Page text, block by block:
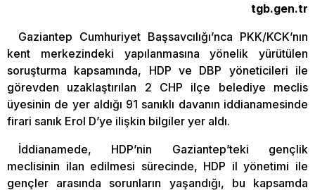
tgb.gen.tr
Gaziantep Cumhuriyet Başsavcılığı’nca PKK/KCK’nın
kent merkezindeki yapılanmasına yönelik yürütülen
soruşturma kapsamında, HDP ve DBP yöneticileri ile
görevden uzaklaştırılan 2 CHP ilçe belediye meclis
üyesinin de yer aldığı 91 sanıklı davanın iddianamesinde
firari sanık Erol D’ye ilişkin bilgiler yer aldı.
İddianamede, HDP’nin Gaziantep’teki gençlik
meclisinin ilan edilmesi sürecinde, HDP il yönetimi ile
gençler arasında sorunların yaşandığı, bu kapsamda